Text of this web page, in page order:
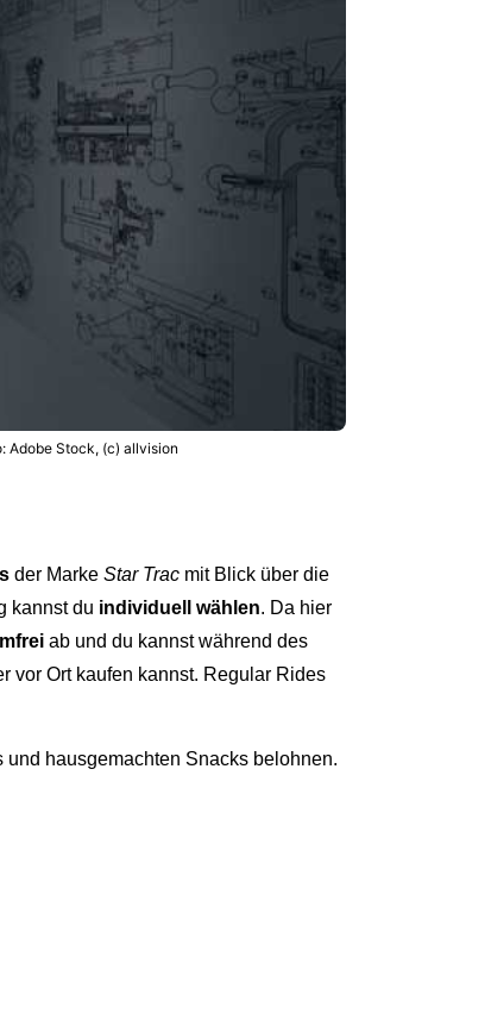
Adobe Stock, (c) allvision
der Marke Star Trac mit Blick über die
kannst du individuell wählen. Da hier
ab und du kannst während des
vor Ort kaufen kannst. Regular Rides
hausgemachten Snacks belohnen.